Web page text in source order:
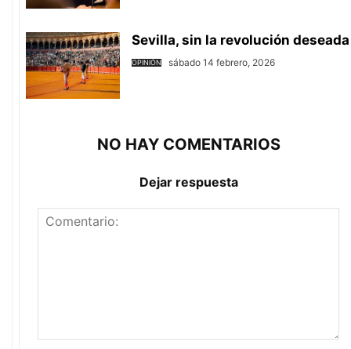
Sevilla, sin la revolución deseada
OPINIÓN sábado 14 febrero, 2026
NO HAY COMENTARIOS
Dejar respuesta